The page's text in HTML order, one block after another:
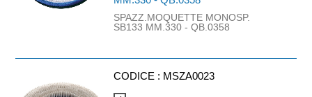
SPAZZ.MOQUETTE MONOSP.
SB133 MM.330 - QB.0358
CODICE : MSZA0023